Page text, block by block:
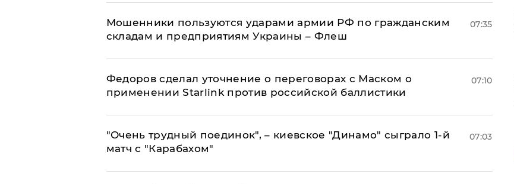
Мошенники пользуются ударами армии РФ по гражданским
складам и предприятиям Украины – Флеш
07:35
Федоров сделал уточнение о переговорах с Маском о
применении Starlink против российской баллистики
07:10
"Очень трудный поединок", – киевское "Динамо" сыграло 1-й
матч с "Карабахом"
07:03